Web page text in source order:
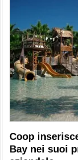
Coop
Bay nei suoi